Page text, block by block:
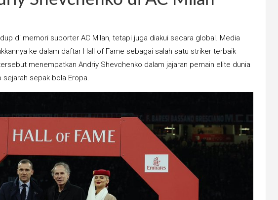
di memori suporter AC Milan, tetapi juga diakui secara global. Media
ke dalam daftar Hall of Fame sebagai salah satu striker terbaik
menempatkan Andriy Shevchenko dalam jajaran pemain elite dunia
sepak bola Eropa.